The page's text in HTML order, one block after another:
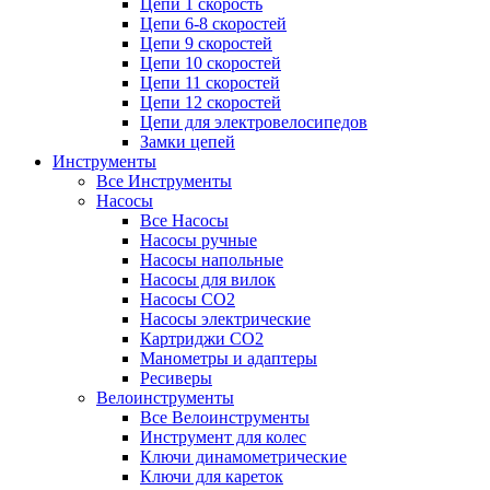
Цепи 1 скорость
Цепи 6-8 скоростей
Цепи 9 скоростей
Цепи 10 скоростей
Цепи 11 скоростей
Цепи 12 скоростей
Цепи для электровелосипедов
Замки цепей
Инструменты
Все Инструменты
Насосы
Все Насосы
Насосы ручные
Насосы напольные
Насосы для вилок
Насосы CO2
Насосы электрические
Картриджи CO2
Манометры и адаптеры
Ресиверы
Велоинструменты
Все Велоинструменты
Инструмент для колес
Ключи динамометрические
Ключи для кареток